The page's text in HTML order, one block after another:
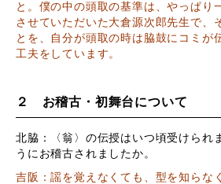
と。僕の中の頭取の基準は、やっぱり
させていただいた大倉源次郎先生で、
とを、自分が頭取の時は脇鼓にコミが
工夫をしています。
２ お稽古・初舞台について
北脇：〈翁〉の伝授はいつ頃受けられ
うにお稽古されましたか。
吉阪：謡を覚えなくても、型を知らな